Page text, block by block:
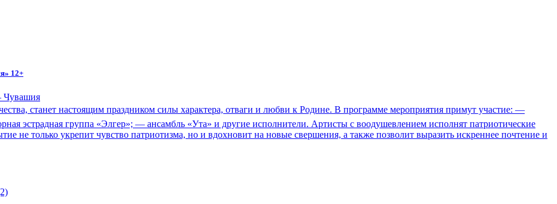
12+
Чувашия
станет настоящим праздником силы характера, отваги и любви к Родине. В программе мероприятия примут участие: —
эстрадная группа «Элгер»; — ансамбль «Ута» и другие исполнители. Артисты с воодушевлением исполнят патриотические
не только укрепит чувство патриотизма, но и вдохновит на новые свершения, а также позволит выразить искреннее почтение и